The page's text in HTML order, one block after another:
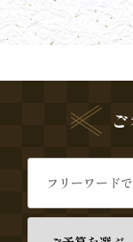
り
リ
ー